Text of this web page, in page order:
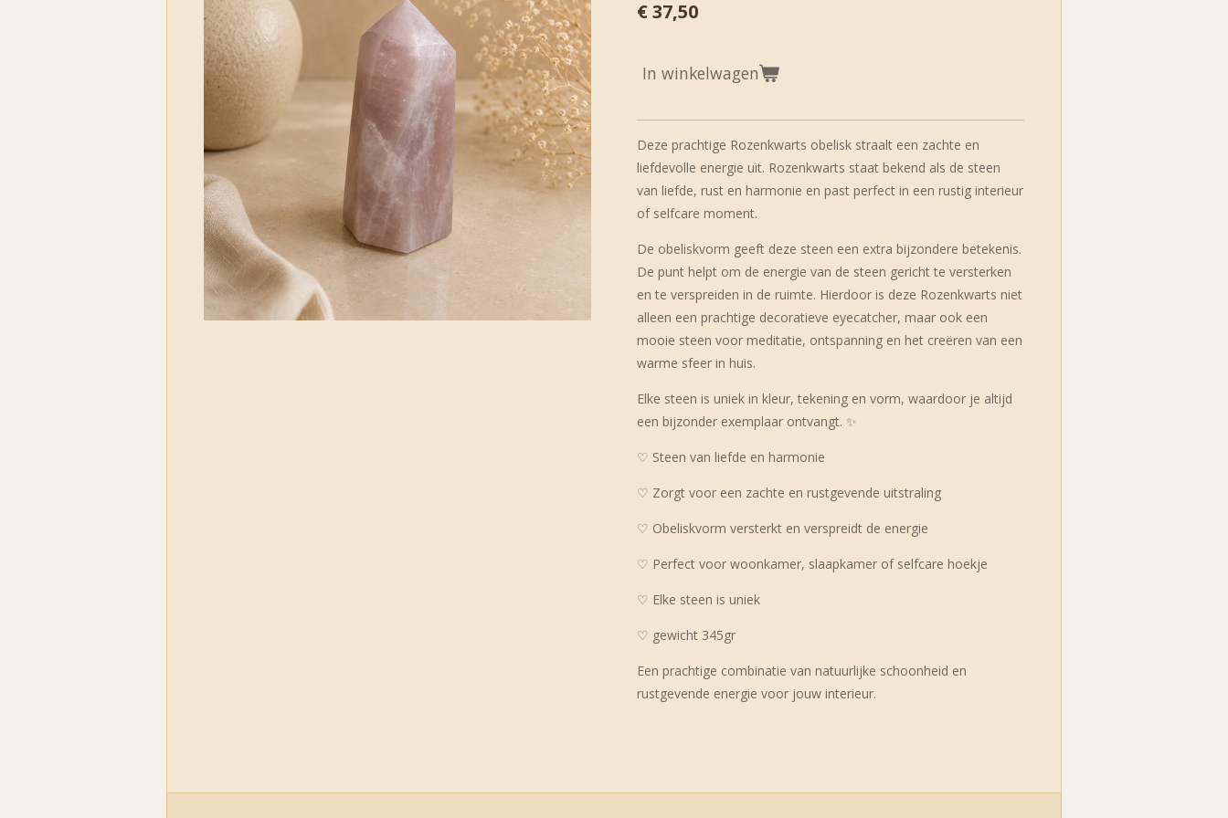
€ 37,50
In winkelwagen
Deze prachtige Rozenkwarts obelisk straalt een zachte en
liefdevolle energie uit. Rozenkwarts staat bekend als de steen
van liefde, rust en harmonie en past perfect in een rustig interieur
of selfcare moment.
De obeliskvorm geeft deze steen een extra bijzondere betekenis.
De punt helpt om de energie van de steen gericht te versterken
en te verspreiden in de ruimte. Hierdoor is deze Rozenkwarts niet
alleen een prachtige decoratieve eyecatcher, maar ook een
mooie steen voor meditatie, ontspanning en het creëren van een
warme sfeer in huis.
Elke steen is uniek in kleur, tekening en vorm, waardoor je altijd
een bijzonder exemplaar ontvangt. ✨
♡ Steen van liefde en harmonie
♡ Zorgt voor een zachte en rustgevende uitstraling
♡ Obeliskvorm versterkt en verspreidt de energie
♡ Perfect voor woonkamer, slaapkamer of selfcare hoekje
♡ Elke steen is uniek
♡ gewicht 345gr
Een prachtige combinatie van natuurlijke schoonheid en
rustgevende energie voor jouw interieur.